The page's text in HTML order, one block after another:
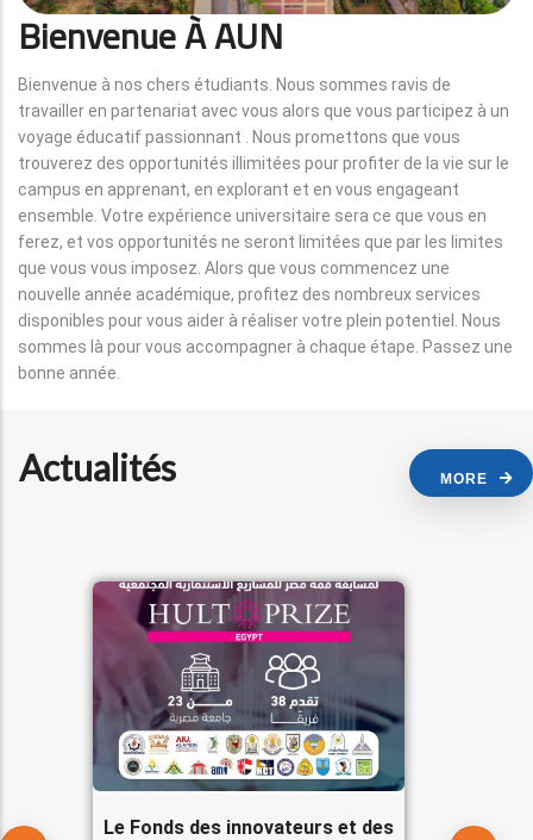
Bienvenue À AUN
Bienvenue à nos chers étudiants. Nous sommes ravis de
travailler en partenariat avec vous alors que vous participez à un
voyage éducatif passionnant . Nous promettons que vous
trouverez des opportunités illimitées pour profiter de la vie sur le
campus en apprenant, en explorant et en vous engageant
ensemble. Votre expérience universitaire sera ce que vous en
ferez, et vos opportunités ne seront limitées que par les limites
que vous vous imposez. Alors que vous commencez une
nouvelle année académique, profitez des nombreux services
disponibles pour vous aider à réaliser votre plein potentiel. Nous
sommes là pour vous accompagner à chaque étape. Passez une
bonne année.
Actualités MORE
Le Fonds des innovateurs et des